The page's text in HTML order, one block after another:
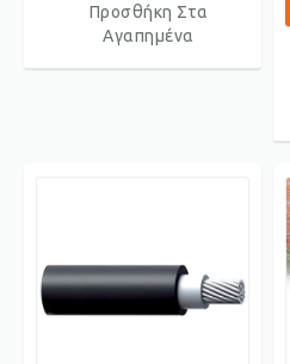
Προσθήκη Στα
Αγαπημένα